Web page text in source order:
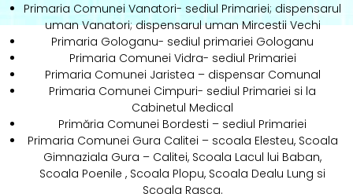
Primaria Comunei Vanatori- sediul Primariei; dispensarul
uman Vanatori; dispensarul uman Mircestii Vechi
Primaria Gologanu- sediul primariei Gologanu
Primaria Comunei Vidra- sediul Primariei
Primaria Comunei Jaristea – dispensar Comunal
Primaria Comunei Cimpuri- sediul Primariei si la
Cabinetul Medical
Primăria Comunei Bordesti – sediul Primariei
Primaria Comunei Gura Calitei – scoala Elesteu, Scoala
Gimnaziala Gura – Calitei, Scoala Lacul lui Baban,
Scoala Poenile , Scoala Plopu, Scoala Dealu Lung si
Scoala Rasca.